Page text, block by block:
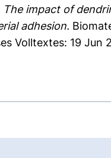
The impact of
adhesion.
Volltextes: 19 Jun